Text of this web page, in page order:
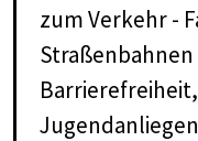
zum Verkehr -